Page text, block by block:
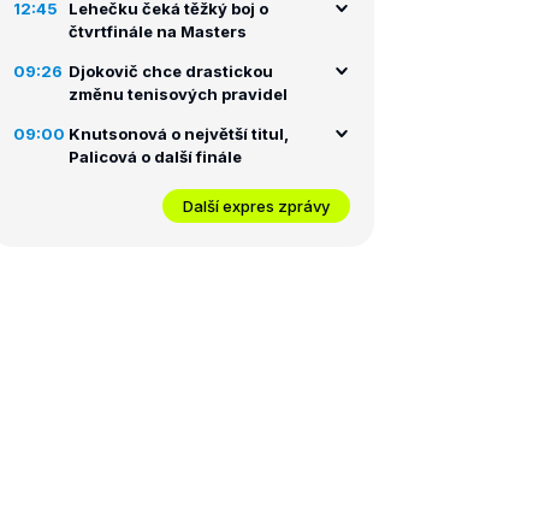
12:45
Lehečku čeká těžký boj o
čtvrtfinále na Masters
09:26 Djokovič chce drastickou
změnu tenisových pravidel
09:00 Knutsonová o největší titul,
Palicová o další finále
Další expres zprávy